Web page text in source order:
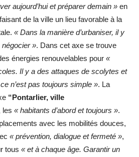
aujourd’hui et préparer demain » en
de la ville un lieu favorable à la
« Dans la manière d’urbaniser, il y
». Dans cet axe se trouve
énergies renouvelables pour «
Il y a des attaques de scolytes et
n’est pas toujours simple ». La
“Pontarlier, ville
les « habitants d’abord et toujours ».
avec les mobilités douces,
« prévention, dialogue et fermeté »,
tous « et à chaque âge. Garantir un